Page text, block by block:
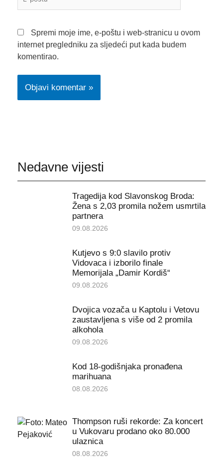
pošta*
Spremi moje ime, e-poštu i web-stranicu u ovom
internet pregledniku za sljedeći put kada budem
komentirao.
Nedavne vijesti
Tragedija kod Slavonskog Broda:
Žena s 2,03 promila nožem usmrtila
partnera
09.08.2026
Kutjevo s 9:0 slavilo protiv
Vidovaca i izborilo finale
Memorijala „Damir Kordiš“
09.08.2026
Dvojica vozača u Kaptolu i Vetovu
zaustavljena s više od 2 promila
alkohola
09.08.2026
Kod 18-godišnjaka pronađena
marihuana
08.08.2026
Thompson ruši rekorde: Za koncert
u Vukovaru prodano oko 80.000
ulaznica
08.08.2026